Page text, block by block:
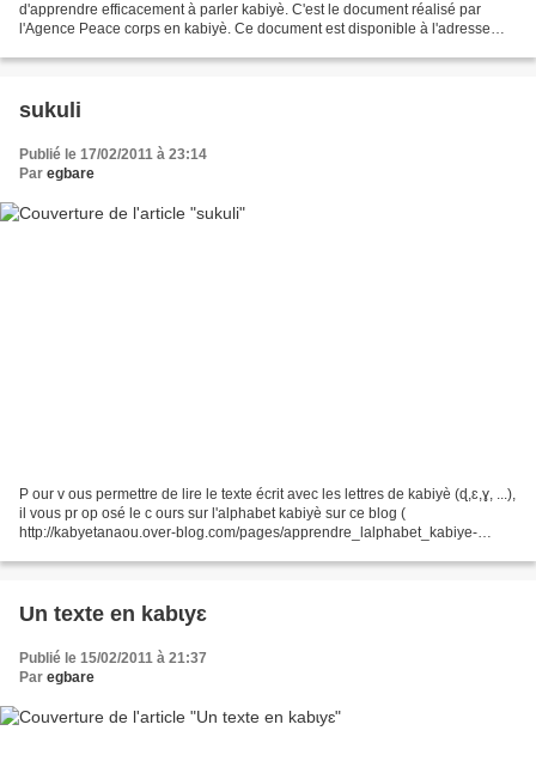
d'apprendre efficacement à parler kabiyè. C'est le document réalisé par
l'Agence Peace corps en kabiyè. Ce document est disponible à l'adresse
sukuli
Publié le 17/02/2011 à 23:14
Par egbare
P our v ous permettre de lire le texte écrit avec les lettres de kabiyè (ɖ,ɛ,ɣ, ...),
il vous pr op osé le c ours sur l'alphabet kabiyè sur ce blog (
http://kabyetanaou.over-blog.com/pages/apprendre_lalphabet_kabiye-
Un texte en kabɩyɛ
Publié le 15/02/2011 à 21:37
Par egbare